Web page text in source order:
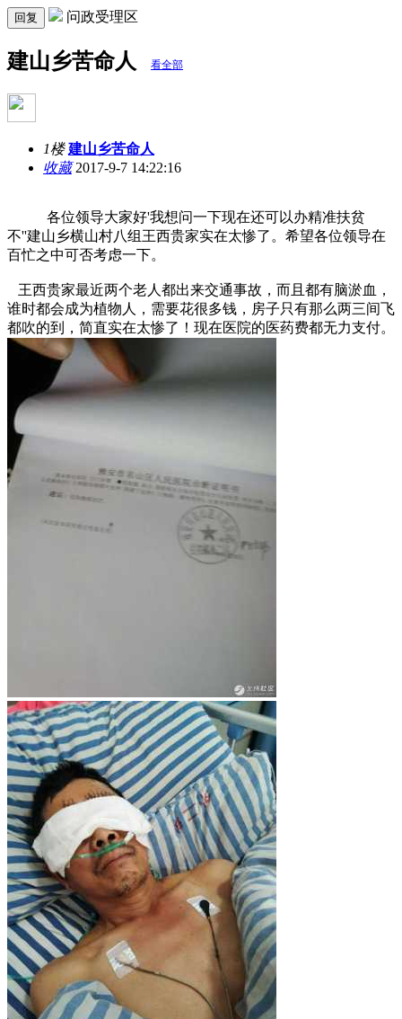
回复 问政受理区
建山乡苦命人 看全部
1楼 建山乡苦命人
收藏2017-9-7 14:22:16
各位领导大家好'我想问一下现在还可以办精准扶贫
不''建山乡横山村八组王西贵家实在太惨了。希望各位领导在
百忙之中可否考虑一下。
王西贵家最近两个老人都出来交通事故，而且都有脑淤血，
谁时都会成为植物人，需要花很多钱，房子只有那么两三间飞
都吹的到，简直实在太惨了！现在医院的医药费都无力支付。